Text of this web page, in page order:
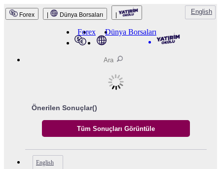
Forex Dünya Borsaları English
Forex Dünya Borsaları
Önerilen Sonuçlar()
English